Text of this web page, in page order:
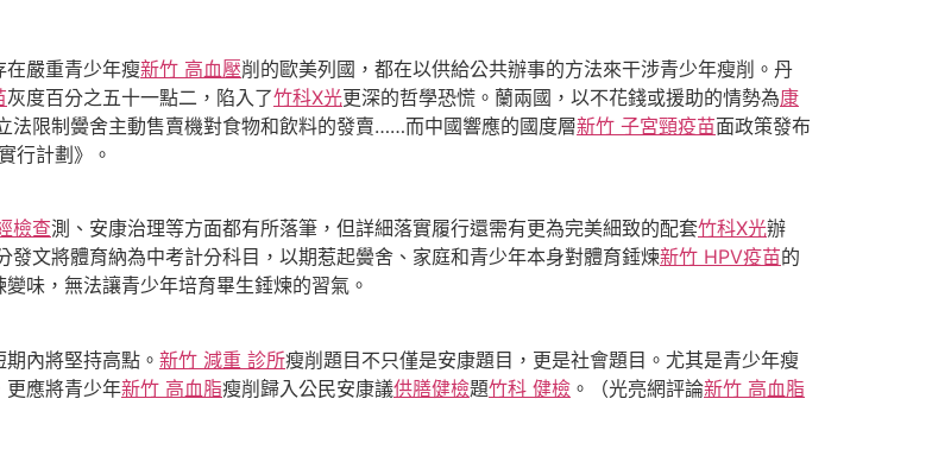
嚴重青少年瘦新竹 高血壓削的歐美列國，都在以供給公共辦事的方法來干涉青少年瘦削。丹
灰度百分之五十一點二，陷入了竹科X光更深的哲學恐慌。蘭兩國，以不花錢或援助的情勢為康
法限制黌舍主動售賣機對食物和飲料的發賣……而中國響應的國度層新竹 子宮頸疫苗面政策發布
行計劃》。
檢查測、安康治理等方面都有所落筆，但詳細落實履行還需有更為完美細致的配套竹科X光辦
發文將體育納為中考計分科目，以期惹起黌舍、家庭和青少年本身對體育錘煉新竹 HPV疫苗的
變味，無法讓青少年培育畢生錘煉的習氣。
內將堅持高點。 新竹 減重 診所瘦削題目不只僅是安康題目，更是社會題目。尤其是青少年瘦
更應將青少年新竹 高血脂瘦削歸入公民安康議供膳健檢題竹科 健檢 。（光亮網評論新竹 高血脂